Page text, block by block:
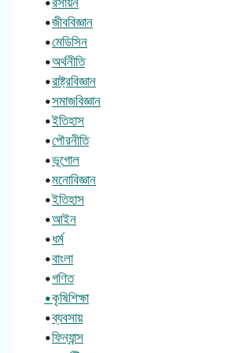
•জীববিজ্ঞান
•মেডিসিন
•অর্থনীতি
•রাষ্ট্রবিজ্ঞান
•সমাজবিজ্ঞান
•ইতিহাস
•পৌরনীতি
•ভূগোল
•মনোবিজ্ঞান
•ইতিহাস
•আইন
•ধর্ম
•বাংলা
•গণিত
•কৃষিশিক্ষা
•ব্যবসায়
•ফিন্যান্স